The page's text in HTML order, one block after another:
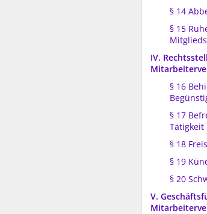
§ 14
§ 15
IV.
§ 16
§ 17
Tätigkeit
§ 18
§ 19
§ 20
V.